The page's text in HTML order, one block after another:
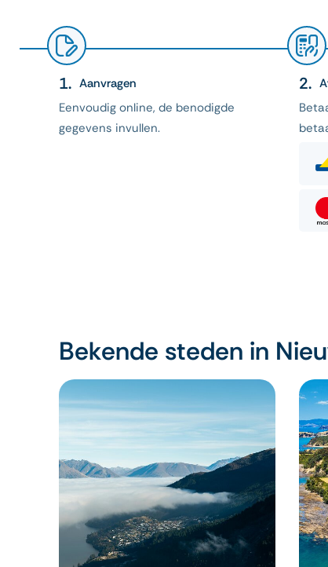
Aanvragen
Eenvoudig online, de benodigde
gegevens invullen.
Bekende steden in